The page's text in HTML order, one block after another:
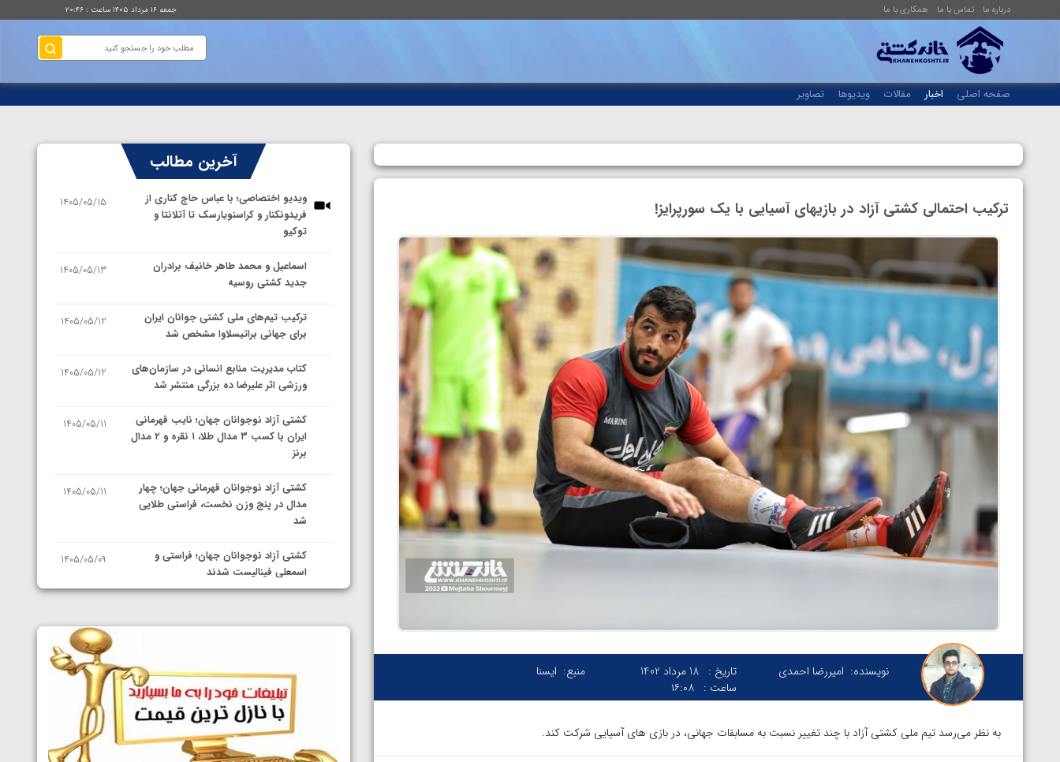
درباره ما تماس با ما همکاری با ما جمعه ۱۶ مرداد ۱۴۰۵ ساعت : ۲۰:۴۶
صفحه اصلی اخبار مقالات ویدیوها تصاویر
ترکیب احتمالی کشتی آزاد در بازیهای آسیایی با یک سورپرایز!
نویسنده: امیررضا احمدی تاریخ : 18 مرداد 1402
ساعت : ۱۶:۰۸
منبع: ایسنا
به نظر می‌رسد تیم ملی کشتی آزاد با چند تغییر نسبت به مسابقات جهانی، در بازی های آسیایی شرکت کند.
آخرین مطالب
ویدیو اختصاصی؛ با عباس حاج کناری از
فریدونکنار و کراسنویارسک تا آتلانتا و
توکیو
1405/05/15
اسماعیل و محمد طاهر خانیف برادران
جدید کشتی روسیه
1405/05/13
ترکیب تیم‌های ملی کشتی جوانان ایران
برای جهانی براتیسلاوا مشخص شد
1405/05/12
کتاب مدیریت منابع انسانی در سازمان‌های
ورزشی اثر علیرضا ده بزرگی منتشر شد
1405/05/12
کشتی آزاد نوجوانان جهان؛ نایب قهرمانی
ایران با کسب ۳ مدال طلا، ۱ نقره و ۲ مدال
برنز
1405/05/11
کشتی آزاد نوجوانان قهرمانی جهان؛ چهار
مدال در پنج وزن نخست، فراستی طلایی
شد
1405/05/11
کشتی آزاد نوجوانان جهان؛ فراستی و
اسمعلی فینالیست شدند
1405/05/09
نمایندگان ایران مشخص شدند
سوم برای ایران
1405/05/07
ایران چشم به راه چهار مدال در پنج وزن
دوم کشتی فرنگی نوجوانان جهان
1405/05/06